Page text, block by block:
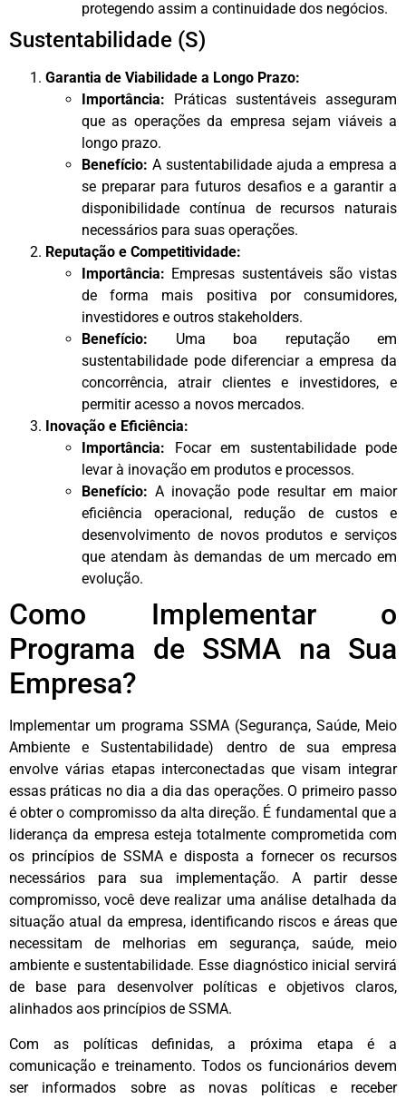
protegendo assim a continuidade dos negócios.
Sustentabilidade (S)
Garantia de Viabilidade a Longo Prazo:
Importância: Práticas sustentáveis asseguram
que as operações da empresa sejam viáveis a
longo prazo.
Benefício: A sustentabilidade ajuda a empresa a
se preparar para futuros desafios e a garantir a
disponibilidade contínua de recursos naturais
necessários para suas operações.
Reputação e Competitividade:
Importância: Empresas sustentáveis são vistas
de forma mais positiva por consumidores,
investidores e outros stakeholders.
Benefício: Uma boa reputação em
sustentabilidade pode diferenciar a empresa da
concorrência, atrair clientes e investidores, e
permitir acesso a novos mercados.
Inovação e Eficiência:
Importância: Focar em sustentabilidade pode
levar à inovação em produtos e processos.
Benefício: A inovação pode resultar em maior
eficiência operacional, redução de custos e
desenvolvimento de novos produtos e serviços
que atendam às demandas de um mercado em
evolução.
Como Implementar o
Programa de SSMA na Sua
Empresa?
Implementar um programa SSMA (Segurança, Saúde, Meio
Ambiente e Sustentabilidade) dentro de sua empresa
envolve várias etapas interconectadas que visam integrar
essas práticas no dia a dia das operações. O primeiro passo
é obter o compromisso da alta direção. É fundamental que a
liderança da empresa esteja totalmente comprometida com
os princípios de SSMA e disposta a fornecer os recursos
necessários para sua implementação. A partir desse
compromisso, você deve realizar uma análise detalhada da
situação atual da empresa, identificando riscos e áreas que
necessitam de melhorias em segurança, saúde, meio
ambiente e sustentabilidade. Esse diagnóstico inicial servirá
de base para desenvolver políticas e objetivos claros,
alinhados aos princípios de SSMA.
Com as políticas definidas, a próxima etapa é a
comunicação e treinamento. Todos os funcionários devem
ser informados sobre as novas políticas e receber